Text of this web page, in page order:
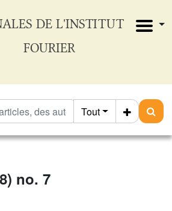
DE L'INSTITUT
FOURIER
Tout
no. 7